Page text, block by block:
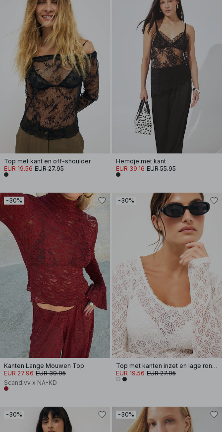
Top met kant en off-shoulder
EUR 19.56 EUR 27.95
Hemdje met kant
EUR 39.16 EUR 55.95
-30%
Kanten Lange Mouwen Top
EUR 27.96 EUR 39.95
Scandivv x NA-KD
-30%
Top met kanten inzet en lage ronde hals
EUR 19.56 EUR 27.95
-30% -30%